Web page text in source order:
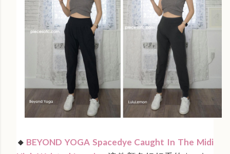
🔸 BEYOND YOGA Spacedye Caught In The Midi